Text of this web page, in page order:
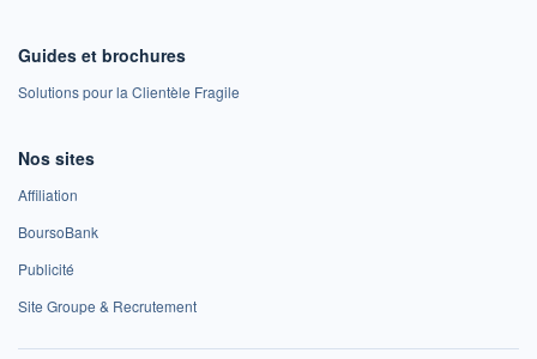
Guides et brochures
Solutions pour la Clientèle Fragile
Nos sites
Affiliation
BoursoBank
Publicité
Site Groupe & Recrutement